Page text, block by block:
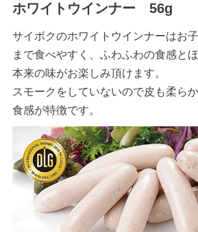
ホワイトウインナー 56g
サイボクのホワイトウインナーはお
まで食べやすく、ふわふわの食感と
本来の味がお楽しみ頂けます。
スモークをしていないので皮も柔ら
食感が特徴です。